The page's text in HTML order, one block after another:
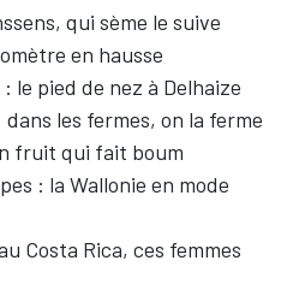
qui sème le suive
en hausse
le pied de nez à Delhaize
les fermes, on la ferme
fruit qui fait boum
: la Wallonie en mode
Costa Rica, ces femmes